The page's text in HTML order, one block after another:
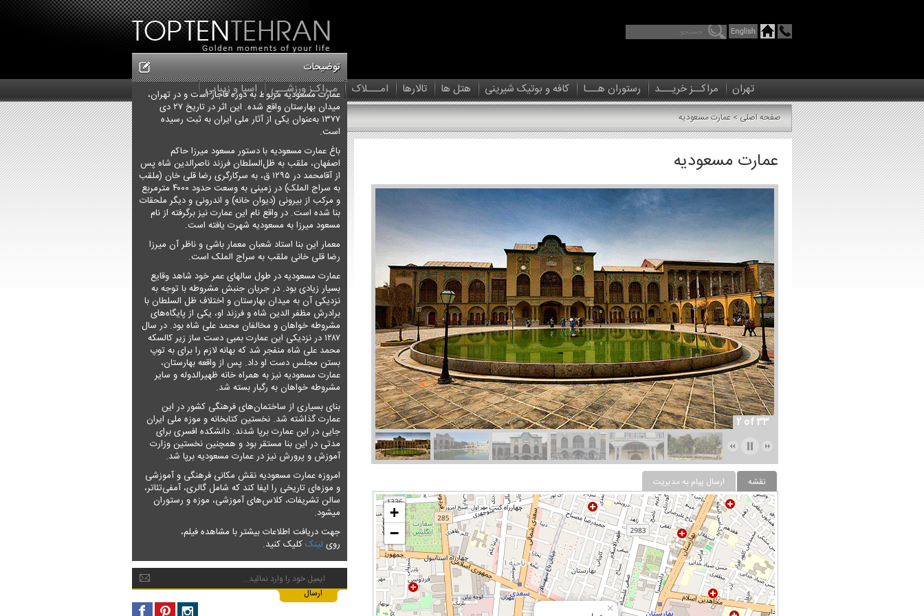
تهران مراکــز خریـــد رستوران هـــا کافه و بوتیک شیرینی هتل ها تالارها امـــلاک مـراکـز ورزشــی اسپا و زیبایی بلاگ
صفحه اصلی> عمارت مسعودیه
توضیحات
عمارت مسعودیه مربوط به دوره قاجار است و در تهران،
میدان بهارستان واقع شده.
این اثر در تاریخ ۲۷ دی
۱۳۷۷ به‌عنوان یکی از آثار ملی ایران به ثبت رسیده
است.
باغ عمارت مسعودیه با دستور مسعود میرزا حاکم
اصفهان، ملقب به ظل‌السلطان فرزند ناصرالدین شاه پس
از آقامحمد در ۱۲۹۵ ق، به سرکارگری رضا قلی خان (ملقب
به سراج الملک) در زمینی به وسعت حدود ۴۰۰۰ مترمربع
و مرکب از بیرونی (دیوان خانه) و اندرونی و دیگر ملحقات
بنا شده است. در واقع نام این عمارت نیز برگرفته از نام
مسعود میرزا به مسعودیه شهرت یافته است.
معمار این بنا استاد شعبان معمار باشی و ناظر آن میرزا
رضا قلی خانی ملقب به سراج الملک است.
عمارت مسعودیه در طول سالهای عمر خود شاهد وقایع
بسیار زیادی بود. در جریان جنبش مشروطه با توجه به
نزدیکی آن به میدان بهارستان و اختلاف ظل السلطان با
برادرش مظفر الدین شاه و فرزند او، یکی از پایگاه‌های
مشروطه خواهان و مخالفان محمد علی شاه بود. در سال
۱۲۸۷ در نزدیکی این عمارت بمبی دست ساز زیر کالسکه
محمد علی شاه منفجر شد که بهانه لازم را برای به توپ
بستن مجلس دست او داد. پس از واقعه بهارستان،
عمارت مسعودیه نیز به همراه خانه ظهیرالدوله و سایر
مشروطه خواهان به رگبار بسته شد.
بنای بسیاری از ساختمان‌های فرهنگی کشور در این
عمارت گذاشته شد. نخستین کتابخانه و موزه ملی ایران
جایی در این عمارت برپا شدند. دانشکده افسری برای
مدتی در این بنا مستقر بود و همچنین نخستین وزارت
آموزش و پرورش نیز در عمارت مسعودیه برپا شد.
امروزه عمارت مسعودیه نقش مکانی فرهنگی و آموزشی
و موزه‌ای تاریخی را ایفا کند که شامل گالری‌، آمفی‌تئاتر،
سالن تشریفات، کلاس‌های آموزشی، موزه و رستوران
میشود.
جهت دریافت اطلاعات بیشتر با مشاهده فیلم،
رویلینککلیک کنید.
عمارت مسعودیه
2 of 33
نقشه ارسال پیام به مدیریت
×
+
−